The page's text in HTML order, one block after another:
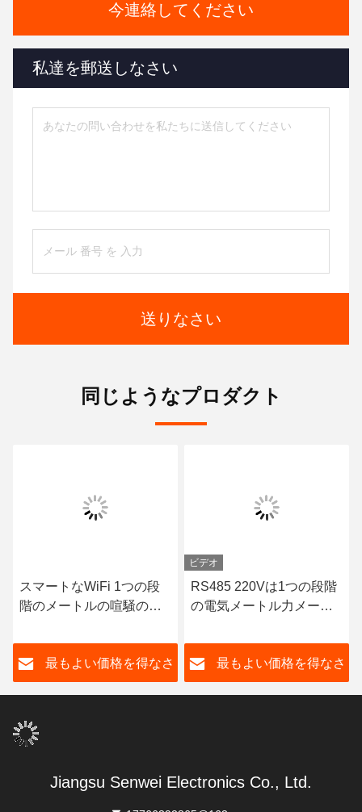
今連絡してください
私達を郵送しなさい
送りなさい
同じようなプロダクト
スマートなWiFi 1つの段
階のメートルの喧騒の柵
一フェーズ電子KWHのメ
ートル最もよい価格を得なさ
ビデオ
RS485 220Vは1つの段階
の電気メートル力メート
最もよい価格を得なさ
Jiangsu Senwei Electronics Co., Ltd.